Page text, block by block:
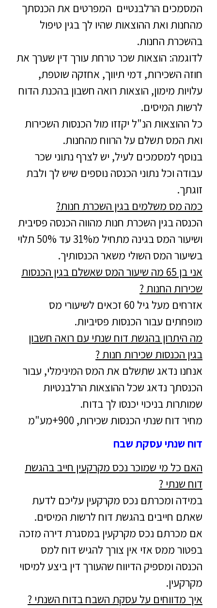
המסמכים הרלבנטיים המפרטים את הכנסתך
מהחנות ואת ההוצאות שהיו לך בגין טיפול
בהשכרת החנות.
לדוגמה: הוצאות שכר טרחת עורך דין שערך את
חוזה השכירות, דמי תיווך, אחזקה שוטפת,
עלויות מימון, הוצאות רואה חשבון בהכנת הדוח
לרשות המיסים.
כל ההוצאות הנ"ל יקזזו מול הכנסות השכירות
ואת המס תשלם על הרווח מהחנות.
בנוסף למסמכים לעיל, יש לצרף נתוני שכר
עבודה וכל נתוני הכנסה נוספים שיש לך ולבת
זוגתך.
כמה מס משלמים בגין השכרת חנות?
הכנסה בגין השכרת חנות מהווה הכנסה פסיבית
ושיעור המס בגינה מתחיל מ31% עד 50% תלוי
בשיעור המס השולי משאר הכנסותיך.
אני בן 65 מה שיעור המס שאשלם בגין הכנסות
שכירות החנות ?
אזרחים מעל גיל 60 זכאים לשיעורי מס
מופחתים עבור הכנסות פסיביות.
מה היתרון בהגשת דוח שנתי עם רואה חשבון
בגין הכנסות שכירות חנות ?
אנחנו נדאג שתשלם את המס המינימלי, עבור
הכנסתך נדאג שכל ההוצאות הרלבנטיות
שמותרות בניכוי יכנסו לך בדוח.
מחיר דוח שנתי הכנסות שכירות, 900+מע"מ
דוח שנתי עסקת שבח
האם כל מי שמוכר נכס מקרקעין חייב בהגשת
דוח שנתי ?
במידה ומכרתם נכס מקרקעין עליכם לדעת
שאתם חייבים בהגשת דוח לרשות המיסים.
אם מכרתם נכס מקרקעין במסגרת דירה מזכה
בפטור ממס אזי אין צורך להגיש דוח למס
הכנסה ומספיק הדיווח שהעורך דין ביצע למיסוי
מקרקעין.
איך מדווחים על עסקת השבח בדוח השנתי ?